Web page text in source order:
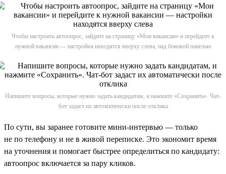
Чтобы настроить автоопрос, зайдите на страницу «Мои вакансии» и перейдите к
нужной вакансии — настройки находятся вверху слева, над боковой панелью
Напишите вопросы, которые нужно задать кандидатам, и нажмите «Сохранить». Чат-
бот задаст их автоматически после отклика
По сути, вы заранее готовите мини-интервью — только
не по телефону и не в живой переписке. Это экономит время
на уточнения и помогает быстрее определиться по кандидату:
автоопрос включается за пару кликов.